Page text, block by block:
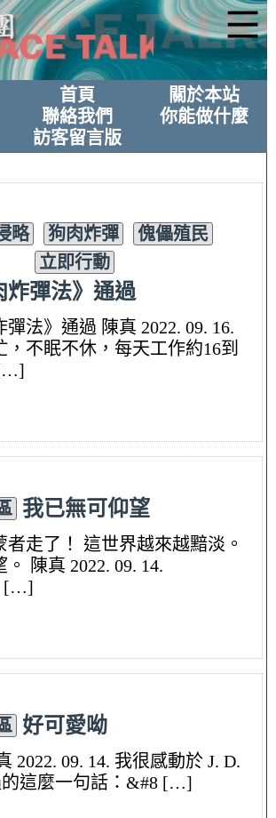
首頁
關於本站
聯絡我們
你能做什麼
訪客留言版
略 狗肉炸彈
傀儡殖民
立即行動
炸彈法》通過
彈法》通過 陳真 2022. 09. 16.
，不眠不休，每天工作約16到
我已無可仰望
者走了！ 這世界越來越黯淡。
陳真 2022. 09. 14.
[…]
好可愛呦
2022. 09. 14. 我很感動於 J. D.
的這麼一句話：&#8 […]